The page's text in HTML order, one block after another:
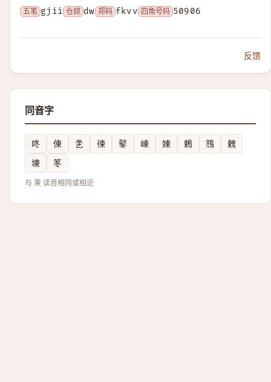
五笔 gjii 仓颉 dw 郑码 fkvv 四角号码 50906
反馈
同音字
咚 倲 㐑 徚 鼕 崠 娻 鶫 䳉
䰤
埬
笗
与 東 读音相同或相近